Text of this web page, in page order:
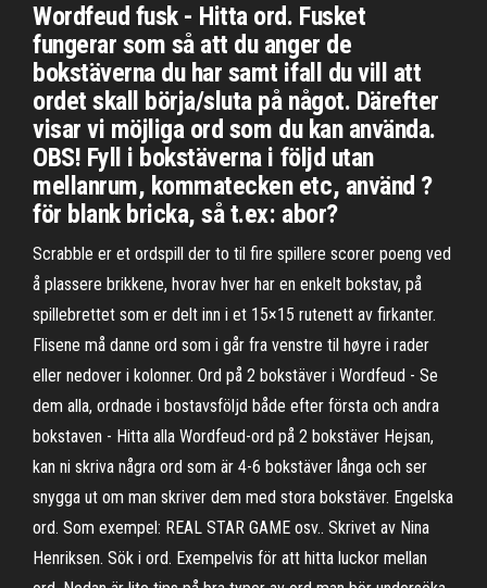
Wordfeud fusk - Hitta ord. Fusket
fungerar som så att du anger de
bokstäverna du har samt ifall du vill att
ordet skall börja/sluta på något. Därefter
visar vi möjliga ord som du kan använda.
OBS! Fyll i bokstäverna i följd utan
mellanrum, kommatecken etc, använd ?
för blank bricka, så t.ex: abor?
Scrabble er et ordspill der to til fire spillere scorer poeng ved
å plassere brikkene, hvorav hver har en enkelt bokstav, på
spillebrettet som er delt inn i et 15×15 rutenett av firkanter.
Flisene må danne ord som i går fra venstre til høyre i rader
eller nedover i kolonner. Ord på 2 bokstäver i Wordfeud - Se
dem alla, ordnade i bostavsföljd både efter första och andra
bokstaven - Hitta alla Wordfeud-ord på 2 bokstäver Hejsan,
kan ni skriva några ord som är 4-6 bokstäver långa och ser
snygga ut om man skriver dem med stora bokstäver. Engelska
ord. Som exempel: REAL STAR GAME osv.. Skrivet av Nina
Henriksen. Sök i ord. Exempelvis för att hitta luckor mellan